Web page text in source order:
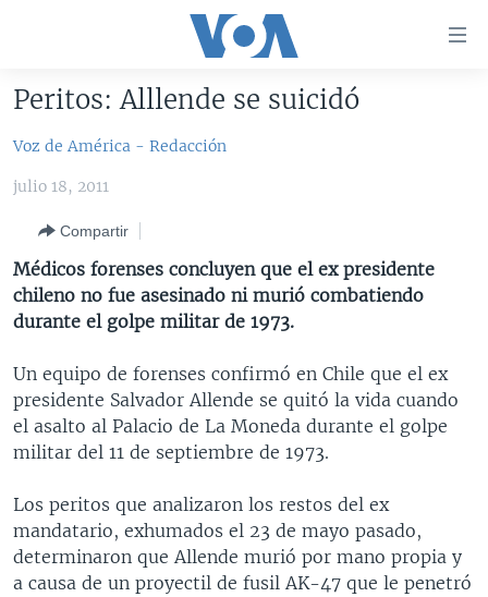
accesibilidad
al
principal
navegador
principal
Salte
búsqueda
AMÉRICA DEL NORTE
EEUU
MÉXICO
HAITÍ
ELECCIONES EEUU 2024
ELECCIONES EEUU
VOTO DIVIDIDO
VOA VERIFICA
VOA VERIFICA UCRANIA/RUSIA
VOA VERIFICA INMIGRACIÓN
VOA VERIFICA AMÉRICA LATINA
AMÉRICA LATINA
ARGENTINA
CHILE
PERÚ
VENEZUELA
BRASIL
CHINA EN AMÉRICA LATINA
CENTROAMÉRICA
EL SALVADOR
GUATEMALA
NICARAGUA
INMIGRACIÓN
LIBERTAD DE PRENSA
ECONOMÍA
ENTRETENIMIENTO Y CULTURA
TECNOLOGÍA
ESPECIALES DE LA VOA
LIBERTAD DE PRENSA
MULTIMEDIA
VIDEOS
FOTOGRAFÍA
PROGRAMAS TV
EL MUNDO AL DÍA
RADIO
Peritos: Alllende se suicidó
Voz de América - Redacción
julio 18, 2011
Compartir
Médicos forenses concluyen que el ex presidente
chileno no fue asesinado ni murió combatiendo
durante el golpe militar de 1973.
Un equipo de forenses confirmó en Chile que el ex
presidente Salvador Allende se quitó la vida cuando
el asalto al Palacio de La Moneda durante el golpe
militar del 11 de septiembre de 1973.
Los peritos que analizaron los restos del ex
mandatario, exhumados el 23 de mayo pasado,
determinaron que Allende murió por mano propia y
a causa de un proyectil de fusil AK-47 que le penetró